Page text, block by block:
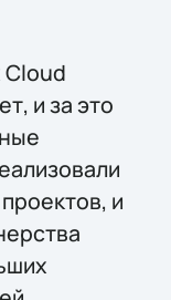
Cloud
и за это
и